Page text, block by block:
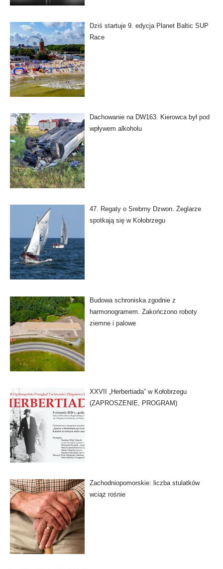
Dziś startuje 9. edycja Planet Baltic SUP
Race
Dachowanie na DW163. Kierowca był pod
wpływem alkoholu
47. Regaty o Srebrny Dzwon. Żeglarze
spotkają się w Kołobrzegu
Budowa schroniska zgodnie z
harmonogramem. Zakończono roboty
ziemne i palowe
XXVII „Herbertiada” w Kołobrzegu
(ZAPROSZENIE, PROGRAM)
Zachodniopomorskie: liczba stulatków
wciąż rośnie